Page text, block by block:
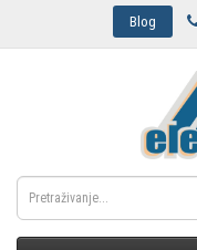
Blog